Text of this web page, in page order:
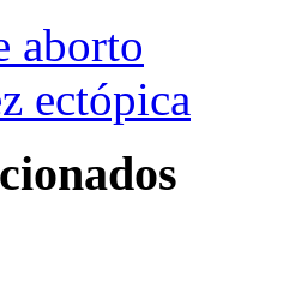
aborto
ectópica